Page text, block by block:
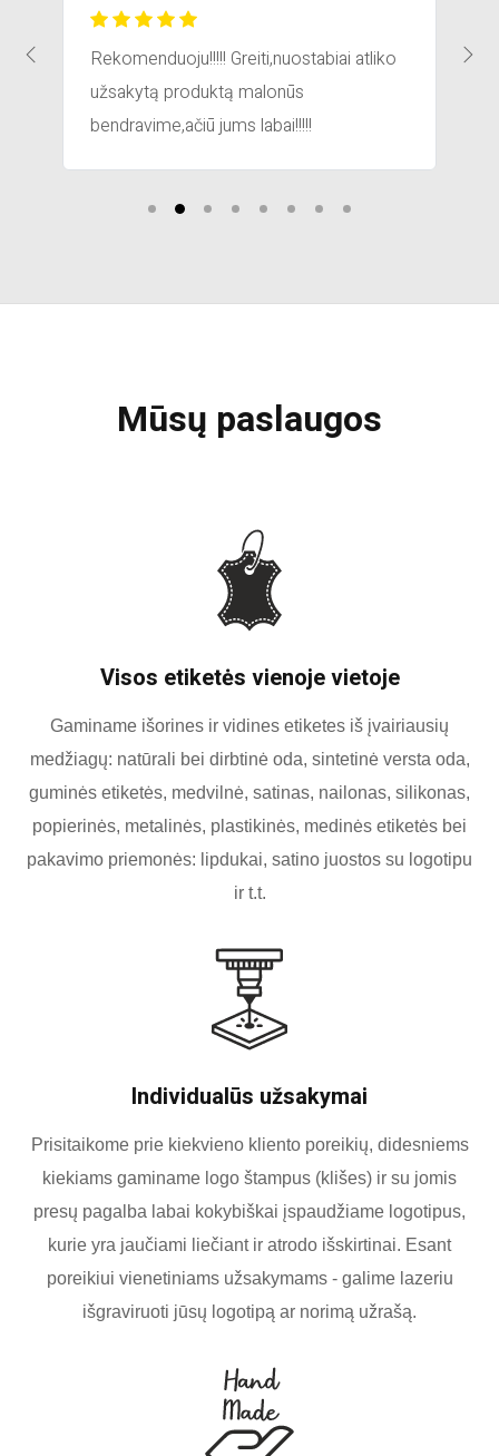
Rekomenduoju!!!!! Greiti,nuostabiai atliko
užsakytą produktą malonūs
bendravime,ačiū jums labai!!!!!
Mūsų paslaugos
Visos etiketės vienoje vietoje
Gaminame išorines ir vidines etiketes iš įvairiausių
medžiagų: natūrali bei dirbtinė oda, sintetinė versta oda,
guminės etiketės, medvilnė, satinas, nailonas, silikonas,
popierinės, metalinės, plastikinės, medinės etiketės bei
pakavimo priemonės: lipdukai, satino juostos su logotipu
ir t.t.
Individualūs užsakymai
Prisitaikome prie kiekvieno kliento poreikių, didesniems
kiekiams gaminame logo štampus (klišes) ir su jomis
presų pagalba labai kokybiškai įspaudžiame logotipus,
kurie yra jaučiami liečiant ir atrodo išskirtinai. Esant
poreikiui vienetiniams užsakymams - galime lazeriu
išgraviruoti jūsų logotipą ar norimą užrašą.